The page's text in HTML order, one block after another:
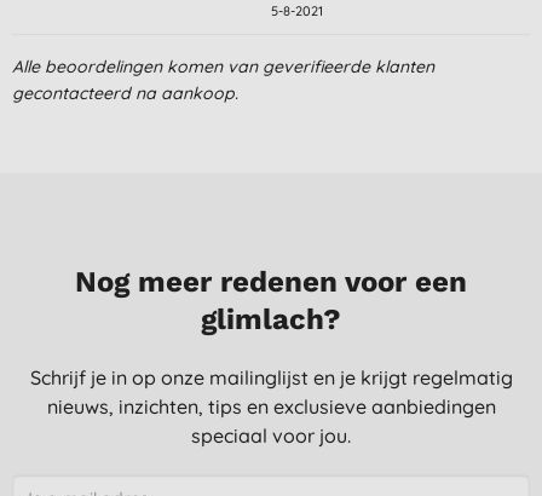
5-8-2021
Alle beoordelingen komen van geverifieerde klanten
gecontacteerd na aankoop.
Nog meer redenen voor een
glimlach?
Schrijf je in op onze mailinglijst en je krijgt regelmatig
nieuws, inzichten, tips en exclusieve aanbiedingen
speciaal voor jou.